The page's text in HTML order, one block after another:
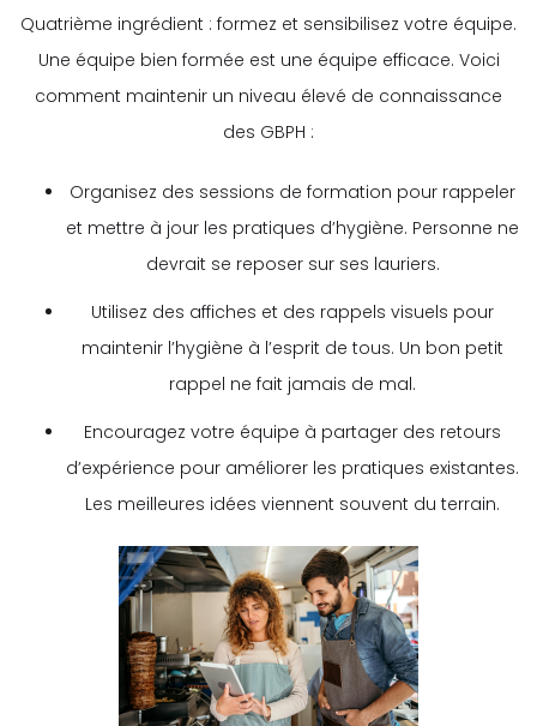
Quatrième ingrédient : formez et sensibilisez votre équipe.
Une équipe bien formée est une équipe efficace. Voici
comment maintenir un niveau élevé de connaissance
des GBPH :
Organisez des sessions de formation pour rappeler
et mettre à jour les pratiques d’hygiène. Personne ne
devrait se reposer sur ses lauriers.
Utilisez des affiches et des rappels visuels pour
maintenir l’hygiène à l’esprit de tous. Un bon petit
rappel ne fait jamais de mal.
Encouragez votre équipe à partager des retours
d’expérience pour améliorer les pratiques existantes.
Les meilleures idées viennent souvent du terrain.